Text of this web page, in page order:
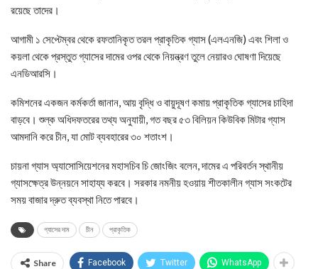
রয়েছে তাদের।
আগামী ১ সেপ্টেম্বর থেকে রফতানিকৃত তরল প্রাকৃতিক গ্যাস (এলএনজি) এবং শিলা ও
কয়লা থেকে প্রস্তুত গ্যাসের দামের ওপর থেকে নিয়ন্ত্রণ তুলে নেয়ারও ঘোষণা দিয়েছে
এনডিআরসি।
কমিশনের একজন কর্মকর্তা জানান, আয় বৃদ্ধি ও বায়ুদূষণ কমায় প্রাকৃতিক গ্যাসের চাহিদা
বাড়বে। শুল্ক অধিদফতরের তথ্য অনুযায়ী, গত বছর ৫৩ বিলিয়ন কিউবিক মিটার গ্যাস
আমদানি করে চীন, যা মোট ব্যবহারের ৩০ শতাংশ।
চায়না গ্যাস অ্যাসোসিয়েশনের মহাসচিব চি জোংজিং বলেন, দামের এ পরিবর্তন স্থানীয়
গ্যাসক্ষেত্র উন্নয়নে সাহায্য করবে। সরকার নমনীয় হওয়ায় শীতকালীন গ্যাস সংকটের
সময় বাজার দ্রুত ব্যবস্থা নিতে পারবে।
গ্যাসের দাম চীন প্রাকৃতিক
Share Facebook Twitter WhatsApp